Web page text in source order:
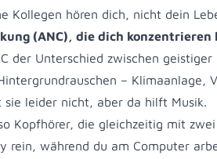
Kollegen hören dich, nicht dein
(ANC), die dich konzentrieren
der Unterschied zwischen geistiger
– Klimaanlage,
sie leider nicht, aber da hilft Musik.
Kopfhörer, die gleichzeitig mit
rein, während du am Computer